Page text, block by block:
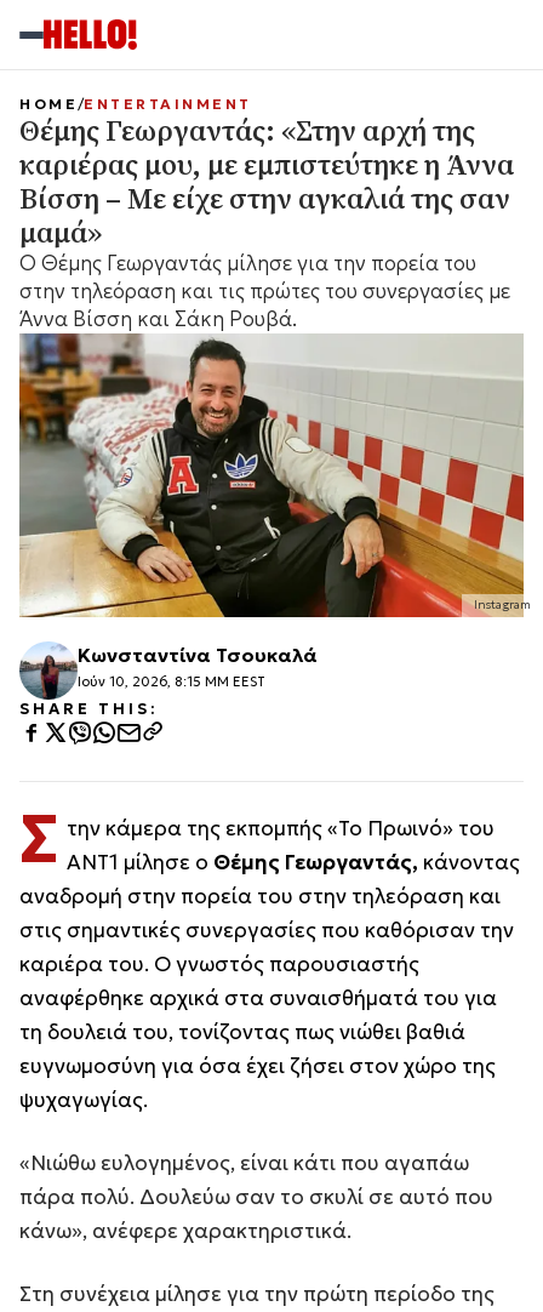
Instagram
HOME ENTERTAINMENT
Θέμης Γεωργαντάς: «Στην αρχή της
καριέρας μου, με εμπιστεύτηκε η Άννα
Βίσση – Με είχε στην αγκαλιά της σαν
μαμά»
Ο Θέμης Γεωργαντάς μίλησε για την πορεία του
στην τηλεόραση και τις πρώτες του συνεργασίες με
Άννα Βίσση και Σάκη Ρουβά.
Κωνσταντίνα Τσουκαλά
Ιούν 10, 2026, 8:15 ΜΜ EEST
SHARE THIS:
Σ την κάμερα της εκπομπής «Το Πρωινό» του
ΑΝΤ1 μίλησε ο Θέμης Γεωργαντάς, κάνοντας
αναδρομή στην πορεία του στην τηλεόραση και
στις σημαντικές συνεργασίες που καθόρισαν την
καριέρα του. Ο γνωστός παρουσιαστής
αναφέρθηκε αρχικά στα συναισθήματά του για
τη δουλειά του, τονίζοντας πως νιώθει βαθιά
ευγνωμοσύνη για όσα έχει ζήσει στον χώρο της
ψυχαγωγίας.
«Νιώθω ευλογημένος, είναι κάτι που αγαπάω
πάρα πολύ. Δουλεύω σαν το σκυλί σε αυτό που
κάνω», ανέφερε χαρακτηριστικά.
Στη συνέχεια μίλησε για την πρώτη περίοδο της